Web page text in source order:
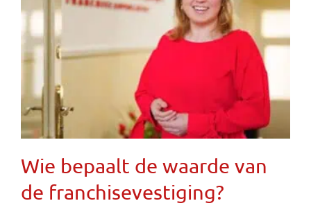
Wie bepaalt de waarde van
de franchisevestiging?